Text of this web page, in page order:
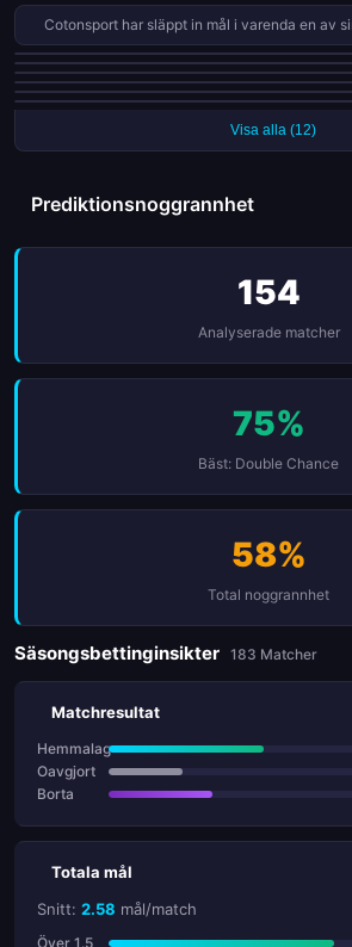
Cotonsport har släppt in mål i varenda en av
Victoria United har släppt in mål i varenda en
Union Douala har vunnit bara 0 av 15
Dynamo de Douala har släppt in mål i varenda
matcher
Victoria United vinner 63% hemma men bara
Union Douala har fått 5 röda kort i 30 matcher
Visa alla (12)
Prediktionsnoggrannhet
154
Analyserade matcher
75%
Bäst: Double Chance
58%
Total noggrannhet
Säsongsbettinginsikter 183 Matcher
Matchresultat
Hemmalag
Oavgjort
Borta
Totala mål
Snitt: 2.58 mål/match
Över 1.5